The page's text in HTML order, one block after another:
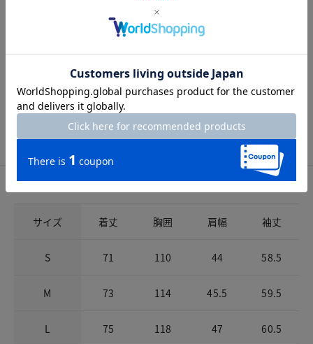
洗濯表示
サイズ詳細 サイズガイドはこちら
サイズ 着丈 胸囲 肩幅 袖丈
S 71 110 44 58.5
M 73 114 45.5 59.5
L 75 118 47 60.5